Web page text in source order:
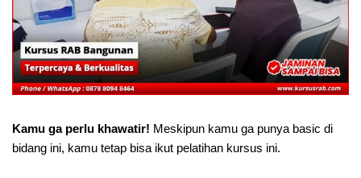
Kamu ga perlu khawatir! Meskipun kamu ga punya basic di
bidang ini, kamu tetap bisa ikut pelatihan kursus ini.